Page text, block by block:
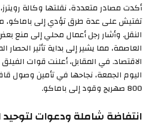
أكدت مصادر متعددة، نقلتها وكالة
تفتيش على عدة طرق تؤدي إلى باماكو،
النقل. وأشار رجل أعمال محلي إلى منع
العاصمة، مما يشير إلى بداية تأثير الحصار
الاقتصاد. في المقابل، أعلنت قوات
اليوم الجمعة، نجاحها في تأمين وصول
800 صهريج وقود إلى باماكو.
انتفاضة شاملة ودعوات